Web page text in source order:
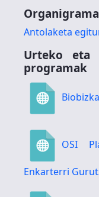
Organigrama
Antolaketa
Urteko eta
programak
OSI
Enkarterri